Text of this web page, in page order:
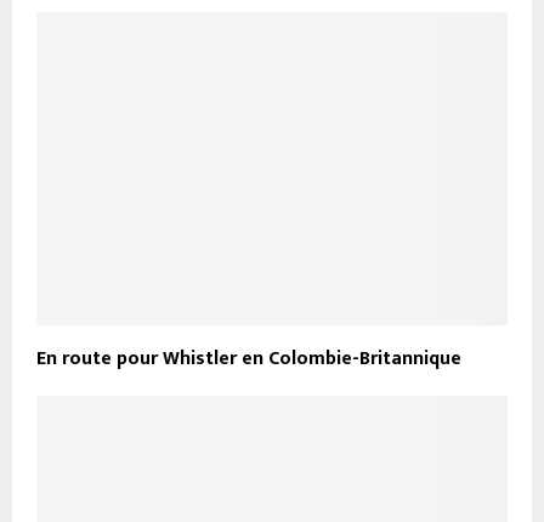
En route pour Whistler en Colombie-Britannique